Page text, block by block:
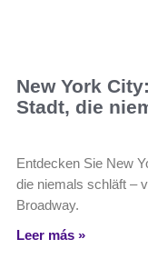
New York
Stadt, die
Entdecken Sie New
die niemals schläft –
Broadway.
Leer más »